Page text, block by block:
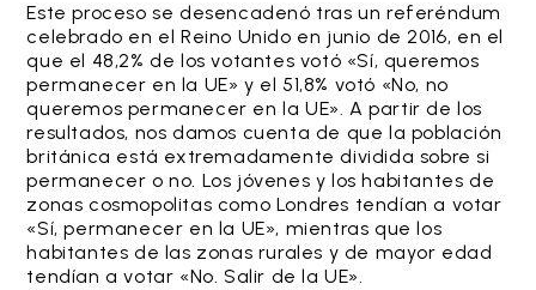
Este proceso se desencadenó tras un referéndum
celebrado en el Reino Unido en junio de 2016, en el
que el 48,2% de los votantes votó «Sí, queremos
permanecer en la UE» y el 51,8% votó «No, no
queremos permanecer en la UE». A partir de los
resultados, nos damos cuenta de que la población
británica está extremadamente dividida sobre si
permanecer o no. Los jóvenes y los habitantes de
zonas cosmopolitas como Londres tendían a votar
«Sí, permanecer en la UE», mientras que los
habitantes de las zonas rurales y de mayor edad
tendían a votar «No. Salir de la UE».